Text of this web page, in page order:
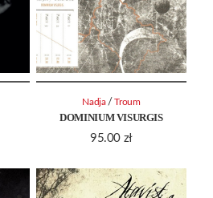
DOMINIUM VISURGIS
95.00 zł
Nadja /Troum